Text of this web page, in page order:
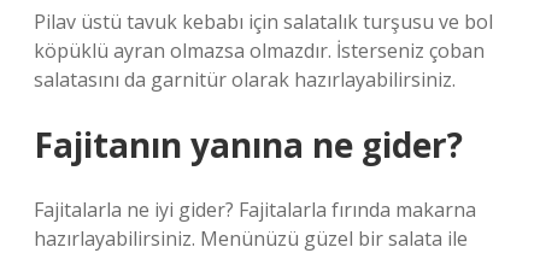
Pilav üstü tavuk kebabı için salatalık turşusu ve bol
köpüklü ayran olmazsa olmazdır. İsterseniz çoban
salatasını da garnitür olarak hazırlayabilirsiniz.
Fajitanın yanına ne gider?
Fajitalarla ne iyi gider? Fajitalarla fırında makarna
hazırlayabilirsiniz. Menünüzü güzel bir salata ile